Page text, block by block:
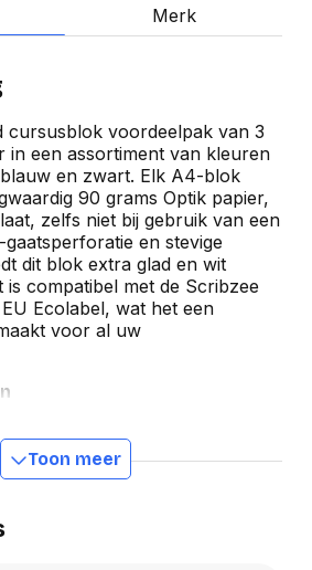
Merk
cursusblok voordeelpak van 3
in een assortiment van kleuren
en zwart. Elk A4-blok
90 grams Optik papier,
zelfs niet bij gebruik van een
en stevige
dit blok extra glad en wit
is compatibel met de Scribzee
Ecolabel, wat het een
voor al uw
Toon meer